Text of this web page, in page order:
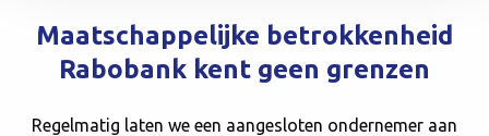
Maatschappelijke betrokkenheid
Rabobank kent geen grenzen
Regelmatig laten we een aangesloten ondernemer aan